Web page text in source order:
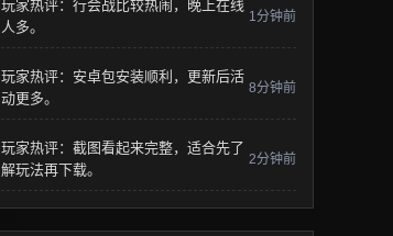
玩家热评：行会战比较热闹，晚上在线
人多。
1分钟前
玩家热评：安卓包安装顺利，更新后活
动更多。
8分钟前
玩家热评：截图看起来完整，适合先了
解玩法再下载。
2分钟前